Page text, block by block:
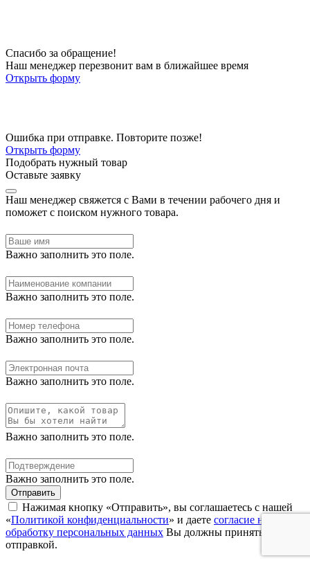
Спасибо за обращение!
Наш менеджер перезвонит вам в ближайшее время
Открыть форму
Ошибка при отправке. Повторите позже!
Открыть форму
Подобрать нужный товар
Оставьте заявку
Наш менеджер свяжется с Вами в течении рабочего дня и
поможет с поиском нужного товара.
Важно заполнить это поле.
Важно заполнить это поле.
Важно заполнить это поле.
Важно заполнить это поле.
Важно заполнить это поле.
Важно заполнить это поле.
Отправить
Нажимая кнопку «Отправить», вы соглашаетесь с нашей
«Политикой конфиденциальности» и даете согласие на
обработку персональных данных Вы должны принять перед
отправкой.